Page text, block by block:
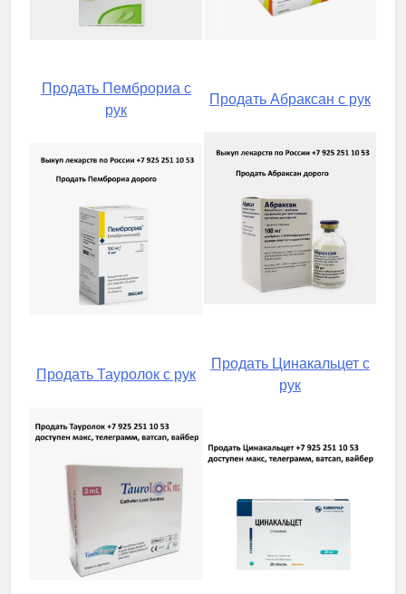
Продать Пемброриа с
рук
Продать Абраксан с рук
Продать Тауролок с рук
Продать Цинакальцет с
рук